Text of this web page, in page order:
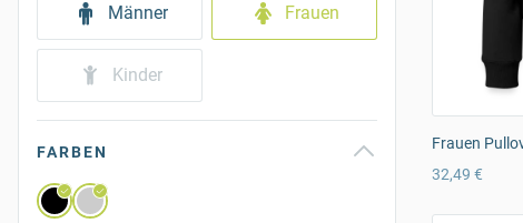
Männer Frauen
Kinder
FARBEN
Frauen
32,49 €